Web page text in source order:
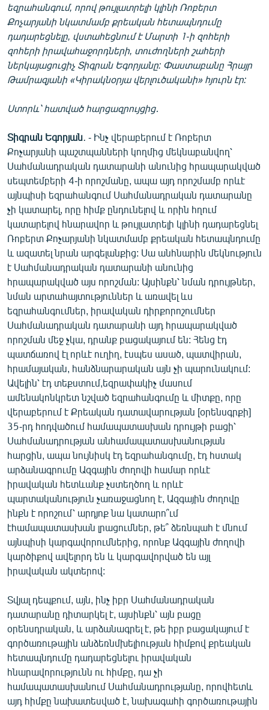
«Ազատության» բոլոր կայքերը
եզրահանգում, որով թույլատրելի կլինի Ռոբերտ
Քոչարյանի նկատմամբ քրեական հետապնդումը
դադարեցնելը, վստահեցնում է Մարտի 1-ի զոհերի
զոհերի իրավահաջորդների, տուժողների շահերի
ներկայացուցիչ Տիգրան Եգորյանը: Փաստաբանը Հրայր
Թամրազյանի «Կիրակնօրյա վերլուծականի» հյուրն էր:
Ստորև՝ հատված հարցազրույցից․
Տիգրան Եգորյան ․ - Ինչ վերաբերում է Ռոբերտ
Քոչարյանի պաշտպանների կողմից մեկնաբանվող՝
Սահմանադրական դատարանի անունից հրապարակված
սեպտեմբերի 4-ի որոշմանը, ապա այդ որոշմամբ որևէ
այնպիսի եզրահանգում Սահմանադրական դատարանը
չի կատարել, որը հիմք ընդունելով և որին հղում
կատարելով հնարավոր և թույլատրելի կլինի դադարեցնել
Ռոբերտ Քոչարյանի նկատմամբ քրեական հետապնդումը
և ազատել նրան արգելանքից: Սա անհնարին մեկնություն
է Սահմանադրական դատարանի անունից
հրապարակված այս որոշման: Այսինքն՝ նման դրույթներ,
նման արտահայտություններ և առավել ևս
եզրահանգումներ, իրավական դիրքորոշումներ
Սահմանադրական դատարանի այդ հրապարակված
որոշման մեջ չկա, դրանք բացակայում են: Հենց էդ
պատճառով էլ որևէ ուղիղ, էսպես ասած, պատվիրան,
հրամայական, հանձնարարական այն չի պարունակում:
Ավելին՝ էդ տեքստում,եզրափակիչ մասում
ամենակոնկրետ նշված եզրահանգումը և միտքը, որը
վերաբերում է Քրեական դատավարության [օրենսգրքի]
35-րդ հոդվածում համապատասխան դրույթի բացի՝
Սահմանադրության անհամապատասխանության
հարցին, ապա նույնիսկ էդ եզրահանգումը, էդ հստակ
արձանագրումը Ազգային ժողովի համար որևէ
իրավական հետևանք չստեղծող և որևէ
պարտականություն չառաջացնող է, Ազգային ժողովը
ինքն է որոշում՝ արդյոք նա կատարո՞ւմ
էհամապատասխան լրացումներ, թե՞ ձեռնպահ է մնում
այնպիսի կարգավորումներից, որոնք Ազգային ժողովի
կարծիքով ավելորդ են և կարգավորված են այլ
իրավական ակտերով:
Տվյալ դեպքում, այն, ինչ իբր Սահմանադրական
դատարանը դիտարկել է, այսինքն՝ այն բացը
օրենսդրական, և արձանագրել է, թե իբր բացակայում է
գործառութային անձեռնմխելիության հիմքով քրեական
հետապնդումը դադարեցնելու իրավական
հնարավորությունն ու հիմքը, դա չի
համապատասխանում Սահմանադրությանը, որովհետև
այդ հիմքը նախատեսված է, նախագահի գործառութային